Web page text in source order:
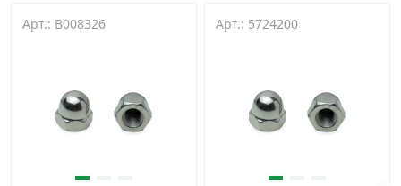
Арт.: B008326 Арт.: 5724200